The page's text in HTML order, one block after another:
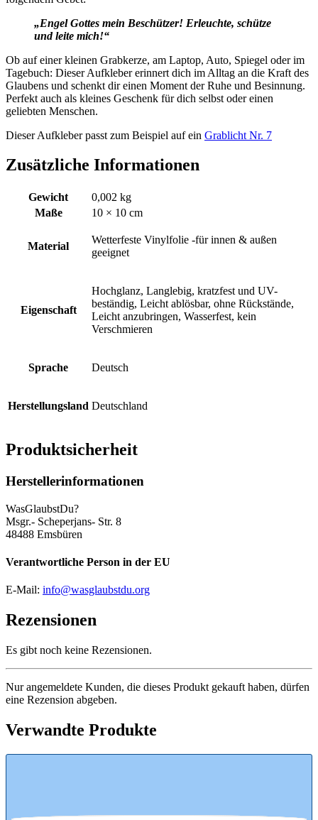
„Engel Gottes mein Beschützer! Erleuchte, schütze
und leite mich!“
Ob auf einer kleinen Grabkerze, am Laptop, Auto, Spiegel oder im
Tagebuch: Dieser Aufkleber erinnert dich im Alltag an die Kraft des
Glaubens und schenkt dir einen Moment der Ruhe und Besinnung.
Perfekt auch als kleines Geschenk für dich selbst oder einen
geliebten Menschen.
Dieser Aufkleber passt zum Beispiel auf ein Grablicht Nr. 7
Zusätzliche Informationen
Gewicht
0,002 kg
Maße
10 × 10 cm
Material
Wetterfeste Vinylfolie -für innen & außen
geeignet
Eigenschaft
Hochglanz, Langlebig, kratzfest und UV-
beständig, Leicht ablösbar, ohne Rückstände,
Leicht anzubringen, Wasserfest, kein
Verschmieren
Sprache Deutsch
Herstellungsland Deutschland
Produktsicherheit
Herstellerinformationen
WasGlaubstDu?
Msgr.- Scheperjans- Str. 8
48488 Emsbüren
Verantwortliche Person in der EU
E-Mail: info@wasglaubstdu.org
Rezensionen
Es gibt noch keine Rezensionen.
Nur angemeldete Kunden, die dieses Produkt gekauft haben, dürfen
eine Rezension abgeben.
Verwandte Produkte